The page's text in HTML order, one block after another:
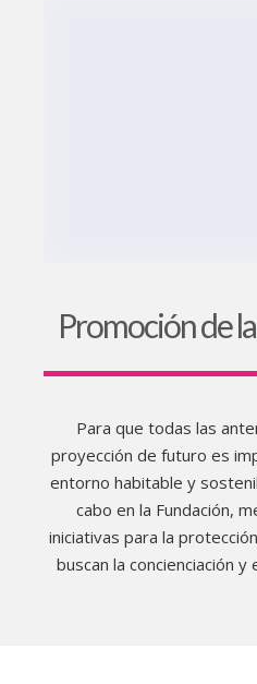
Promoción de
Para que todas las
proyección de futuro es
entorno habitable y
cabo en la Fundación,
iniciativas para la
buscan la concienciación